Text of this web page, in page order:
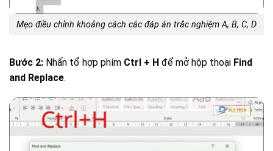
Mẹo điều chỉnh khoảng cách các đáp án trắc nghiệm A, B, C, D
Bước 2: Nhấn tổ hợp phím Ctrl + H để mở hộp thoại Find
and Replace.